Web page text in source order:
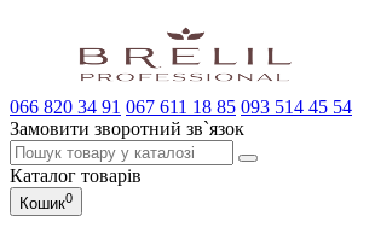
066 820 34 91 067 611 18 85 093 514 45 54
Замовити зворотний зв`язок
Каталог товарів
Кошик0